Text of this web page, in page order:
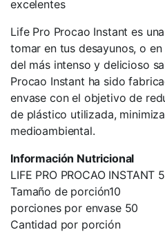
excelentes
Life Pro Procao Instant es
tomar en tus desayunos, o
del más intenso y delicioso
Procao Instant ha sido
envase con el objetivo de
de plástico utilizada,
medioambiental.
Información Nutricional
LIFE PRO PROCAO INSTANT
Tamaño de porción10
porciones por envase 50
Cantidad por porción